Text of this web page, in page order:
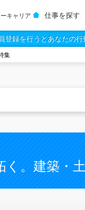
キャリア 仕事を探す
登録を行うとあなたの
集
く。建築・